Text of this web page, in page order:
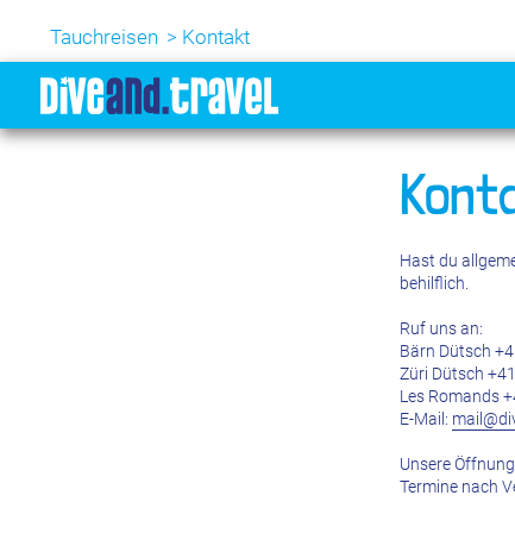
Tauchreisen Kontakt
Hast du
behilflich.
Ruf uns an:
Bärn Dütsch
Züri Dütsch
Les Romands
E-Mail:
Unsere
Termine nach